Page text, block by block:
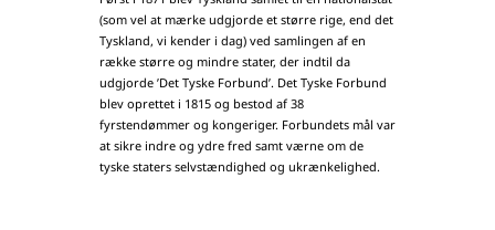
(som vel at mærke udgjorde et større rige, end det
Tyskland, vi kender i dag) ved samlingen af en
række større og mindre stater, der indtil da
udgjorde ’Det Tyske Forbund’. Det Tyske Forbund
blev oprettet i 1815 og bestod af 38
fyrstendømmer og kongeriger. Forbundets mål var
at sikre indre og ydre fred samt værne om de
tyske staters selvstændighed og ukrænkelighed.